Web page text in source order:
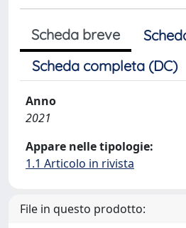
Scheda breve
Scheda completa (DC)
Anno
2021
Appare nelle tipologie:
1.1 Articolo in rivista
File in questo prodotto: